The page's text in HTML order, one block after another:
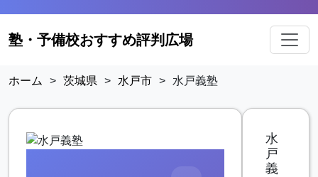
塾・予備校おすすめ評判広場
ホーム > 茨城県 > 水戸市 > 水戸義塾
水
戸
義